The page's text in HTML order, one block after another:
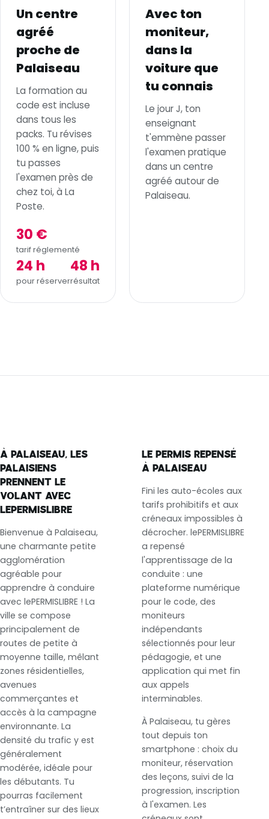
Un centre
agréé
proche de
Palaiseau
La formation au
code est incluse
dans tous les
packs. Tu révises
100 % en ligne, puis
tu passes
l'examen près de
chez toi, à La
Poste.
30 €
tarif réglementé
24 h
pour réserver
48 h
résultat
Avec ton
moniteur,
dans la
voiture que
tu connais
Le jour J, ton
enseignant
t'emmène passer
l'examen pratique
dans un centre
agréé autour de
Palaiseau.
À PALAISEAU, LES
PALAISIENS
PRENNENT LE
VOLANT AVEC
LEPERMISLIBRE
Bienvenue à Palaiseau,
une charmante petite
agglomération
agréable pour
apprendre à conduire
avec lePERMISLIBRE ! La
ville se compose
principalement de
routes de petite à
moyenne taille, mêlant
zones résidentielles,
avenues
commerçantes et
accès à la campagne
environnante. La
densité du trafic y est
généralement
modérée, idéale pour
les débutants. Tu
pourras facilement
t’entraîner sur des lieux
LE PERMIS REPENSÉ
À PALAISEAU
Fini les auto-écoles aux
tarifs prohibitifs et aux
créneaux impossibles à
décrocher. lePERMISLIBRE
a repensé
l'apprentissage de la
conduite : une
plateforme numérique
pour le code, des
moniteurs
indépendants
sélectionnés pour leur
pédagogie, et une
application qui met fin
aux appels
interminables.
À Palaiseau, tu gères
tout depuis ton
smartphone : choix du
moniteur, réservation
des leçons, suivi de la
progression, inscription
à l'examen. Les